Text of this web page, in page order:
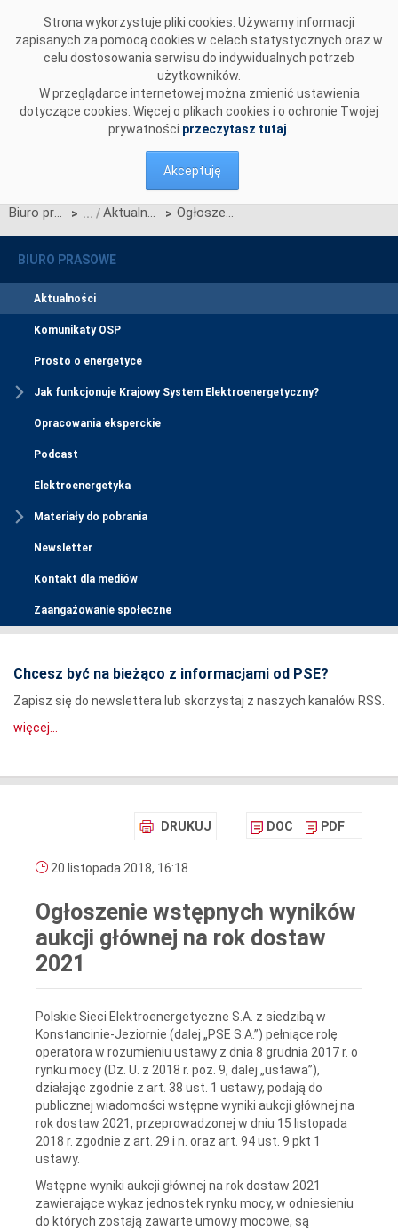
Strona wykorzystuje pliki cookies. Używamy informacji
zapisanych za pomocą cookies w celach statystycznych oraz w
celu dostosowania serwisu do indywidualnych potrzeb
użytkowników.
W przeglądarce internetowej można zmienić ustawienia
dotyczące cookies. Więcej o plikach cookies i o ochronie Twojej
prywatności przeczytasz tutaj
Akceptuję
Biuro prasowe > Aktualności > Ogłoszenie wstępnych wyników aukcji głównej na rok dostaw 2021
BIURO PRASOWE
Aktualności
Komunikaty OSP
Prosto o energetyce
Jak funkcjonuje Krajowy System Elektroenergetyczny?
Opracowania eksperckie
Podcast
Elektroenergetyka
Materiały do pobrania
Newsletter
Kontakt dla mediów
Zaangażowanie społeczne
Chcesz być na bieżąco z informacjami od PSE?
Zapisz się do newslettera lub skorzystaj z naszych kanałów RSS.
więcej...
DRUKUJ DOC PDF
20 listopada 2018, 16:18
Ogłoszenie wstępnych wyników
aukcji głównej na rok dostaw
2021
Polskie Sieci Elektroenergetyczne S.A. z siedzibą w
Konstancinie-Jeziornie (dalej „PSE S.A.”) pełniące rolę
operatora w rozumieniu ustawy z dnia 8 grudnia 2017 r. o
rynku mocy (Dz. U. z 2018 r. poz. 9, dalej „ustawa”),
działając zgodnie z art. 38 ust. 1 ustawy, podają do
publicznej wiadomości wstępne wyniki aukcji głównej na
rok dostaw 2021, przeprowadzonej w dniu 15 listopada
2018 r. zgodnie z art. 29 i n. oraz art. 94 ust. 9 pkt 1
ustawy.
Wstępne wyniki aukcji głównej na rok dostaw 2021
zawierające wykaz jednostek rynku mocy, w odniesieniu
do których zostają zawarte umowy mocowe, są